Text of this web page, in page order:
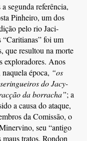
segunda referência,
Pinheiro, um dos
pelo rio Jaci-
“Caritianas” foi um
que resultou na morte
exploradores. Anos
época, “os
do Jacy-
da borracha”; a
a causa do ataque,
da Comissão, o
seu “antigo
tratos. Rondon